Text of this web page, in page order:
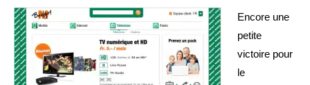
publication :
publication :
Encore une
petite
victoire pour
le